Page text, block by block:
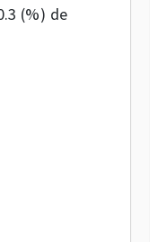
(%) de